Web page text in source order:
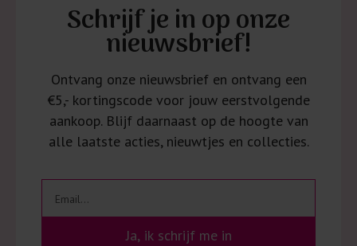
Schrijf je in op onze
nieuwsbrief!
Ontvang onze nieuwsbrief en ontvang een
€5,- kortingscode voor jouw eerstvolgende
aankoop. Blijf daarnaast op de hoogte van
alle laatste acties, nieuwtjes en collecties.
Ja, ik schrijf me in